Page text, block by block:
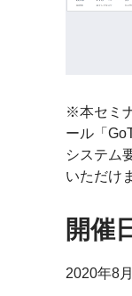
※本セミ
ール「
システム
いただけ
開催
2020年8